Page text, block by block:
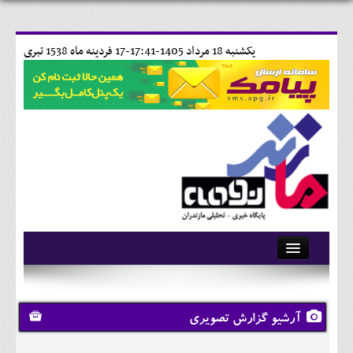
17 فردينه ماه 1538 تبری يکشنبه 18 مرداد 1405-17:41-
آرشیو
تماس با ما
وبلاگ
آرشیو گزارش تصویری